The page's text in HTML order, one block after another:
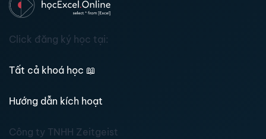
Click đăng ký học tại:
Tất cả khoá học 📖
Hướng dẫn kích hoạt
Công ty TNHH Zeitgeist